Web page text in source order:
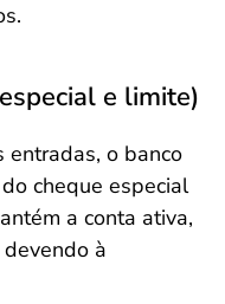
e limite)
entradas, o banco
cheque especial
a conta ativa,
à